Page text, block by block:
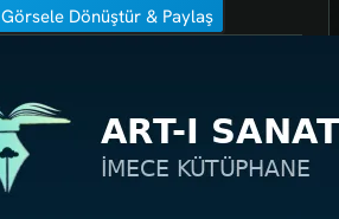
Görsele Dönüştür & Paylaş